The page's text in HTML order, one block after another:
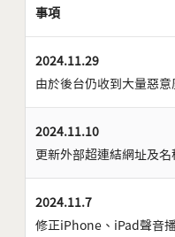
事項
2024.11.29
由於後台仍收到大量惡
2024.11.10
更新外部超連結網址及名
2024.11.7
修正iPhone、iPad聲音